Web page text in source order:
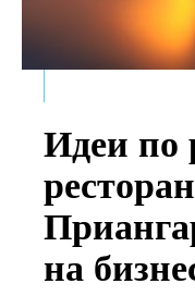
Идеи по
на